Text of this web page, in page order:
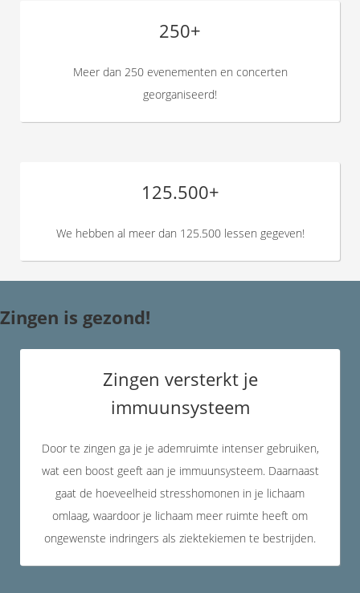
250+
Meer dan 250 evenementen en concerten
georganiseerd!
125.500+
We hebben al meer dan 125.500 lessen gegeven!
Zingen is gezond!
Zingen versterkt je
immuunsysteem
Door te zingen ga je je ademruimte intenser gebruiken,
wat een boost geeft aan je immuunsysteem. Daarnaast
gaat de hoeveelheid stresshomonen in je lichaam
omlaag, waardoor je lichaam meer ruimte heeft om
ongewenste indringers als ziektekiemen te bestrijden.